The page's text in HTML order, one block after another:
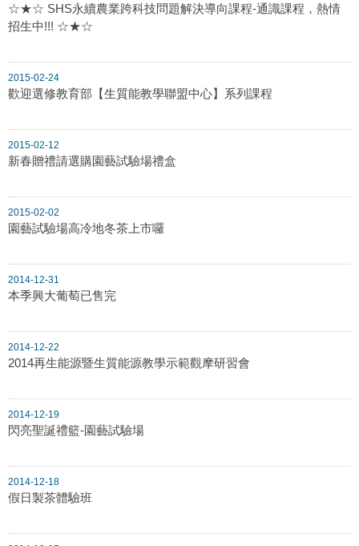
☆★☆ SHS永續農業跨科技問題解決導向課程-通識課程，熱情
招生中!!! ☆★☆
2015-02-24
歡迎選修教育部【生質能教學聯盟中心】系列課程
2015-02-12
新春贈禮請選購園藝試驗場禮盒
2015-02-02
園藝試驗場高冷地冬茶上市囉
2014-12-31
本季興大葡萄已售完
2014-12-22
2014再生能源暨生質能源教學示範觀摩研習會
2014-12-19
閃亮聖誕禮籃-園藝試驗場
2014-12-18
假日製茶體驗班